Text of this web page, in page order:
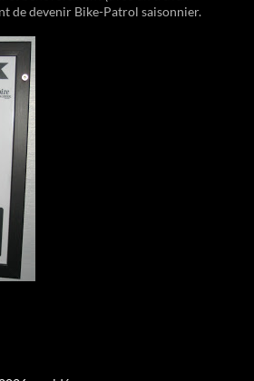
de devenir Bike-Patrol saisonnier.